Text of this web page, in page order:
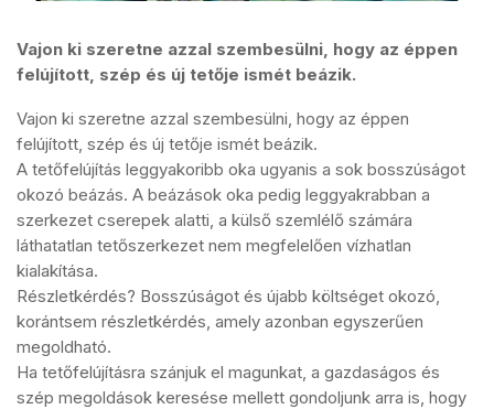
Vajon ki szeretne azzal szembesülni, hogy az éppen
felújított, szép és új tetője ismét beázik.
Vajon ki szeretne azzal szembesülni, hogy az éppen
felújított, szép és új tetője ismét beázik.
A tetőfelújítás leggyakoribb oka ugyanis a sok bosszúságot
okozó beázás. A beázások oka pedig leggyakrabban a
szerkezet cserepek alatti, a külső szemlélő számára
láthatatlan tetőszerkezet nem megfelelően vízhatlan
kialakítása.
Részletkérdés? Bosszúságot és újabb költséget okozó,
korántsem részletkérdés, amely azonban egyszerűen
megoldható.
Ha tetőfelújításra szánjuk el magunkat, a gazdaságos és
szép megoldások keresése mellett gondoljunk arra is, hogy